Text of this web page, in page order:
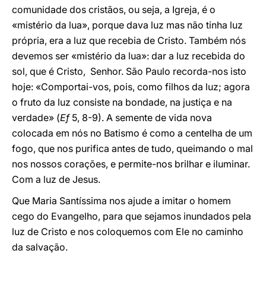
comunidade dos cristãos, ou seja, a Igreja, é o
«mistério da lua», porque dava luz mas não tinha luz
própria, era a luz que recebia de Cristo. Também nós
devemos ser «mistério da lua»: dar a luz recebida do
sol, que é Cristo, Senhor. São Paulo recorda-nos isto
hoje: «Comportai-vos, pois, como filhos da luz; agora
o fruto da luz consiste na bondade, na justiça e na
verdade» (Ef5, 8-9). A semente de vida nova
colocada em nós no Batismo é como a centelha de um
fogo, que nos purifica antes de tudo, queimando o mal
nos nossos corações, e permite-nos brilhar e iluminar.
Com a luz de Jesus.
Que Maria Santíssima nos ajude a imitar o homem
cego do Evangelho, para que sejamos inundados pela
luz de Cristo e nos coloquemos com Ele no caminho
da salvação.